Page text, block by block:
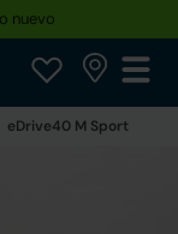
nuevo
eDrive40 M Sport